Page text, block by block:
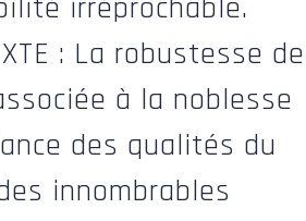
irréprochable.
: La robustesse de
à la noblesse
des qualités du
innombrables